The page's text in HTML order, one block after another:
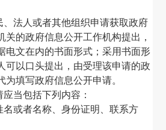
法人或者其他组织申请获取政府
关的政府信息公开工作机构提出，
电文在内的书面形式；采用书面形
可以口头提出，由受理该申请的政
为填写政府信息公开申请。
当包括下列内容：
名或者名称、身份证明、联系方